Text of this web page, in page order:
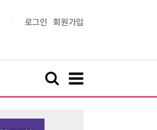
로그인 회원가입